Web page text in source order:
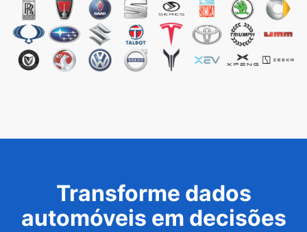
Transforme dados
automóveis em decisões